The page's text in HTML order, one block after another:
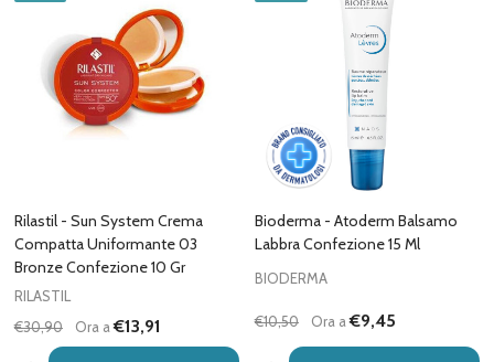
Rilastil - Sun System Crema
Compatta Uniformante 03
Bronze Confezione 10 Gr
RILASTIL
€30,90
Ora a€13,91
Bioderma - Atoderm Balsamo
Labbra Confezione 15 Ml
BIODERMA
€10,50 Ora a€9,45